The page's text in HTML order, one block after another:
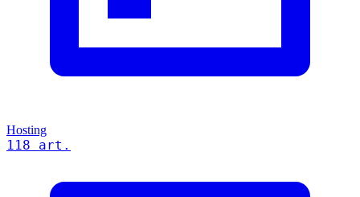
Hosting
118 art.